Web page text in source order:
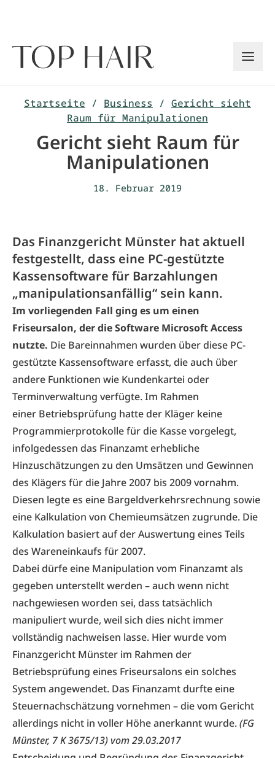
Startseite / Business / Gericht sieht
Raum für Manipulationen
Gericht sieht Raum für
Manipulationen
18. Februar 2019
Das Finanzgericht Münster hat aktuell
festgestellt, dass eine PC-gestützte
Kassensoftware für Barzahlungen
„manipulationsanfällig“ sein kann.
Im vorliegenden Fall ging es um einen
Friseursalon, der die Software Microsoft Access
nutzte. Die Bareinnahmen wurden über diese PC-
gestützte Kassensoftware erfasst, die auch über
andere Funktionen wie Kundenkartei oder
Terminverwaltung verfügte. Im Rahmen
einer Betriebsprüfung hatte der Kläger keine
Programmierprotokolle für die Kasse vorgelegt,
infolgedessen das Finanzamt erhebliche
Hinzuschätzungen zu den Umsätzen und Gewinnen
des Klägers für die Jahre 2007 bis 2009 vornahm.
Diesen legte es eine Bargeldverkehrsrechnung sowie
eine Kalkulation von Chemieumsätzen zugrunde. Die
Kalkulation basiert auf der Auswertung eines Teils
des Wareneinkaufs für 2007.
Dabei dürfe eine Manipulation vom Finanzamt als
gegeben unterstellt werden – auch wenn nicht
nachgewiesen worden sei, dass tatsächlich
manipuliert wurde, weil sich dies nicht immer
vollständig nachweisen lasse. Hier wurde vom
Finanzgericht Münster im Rahmen der
Betriebsprüfung eines Friseursalons ein solches
System angewendet. Das Finanzamt durfte eine
Steuernachschätzung vornehmen – die vom Gericht
allerdings nicht in voller Höhe anerkannt wurde.(FG
Münster, 7 K 3675/13) vom 29.03.2017